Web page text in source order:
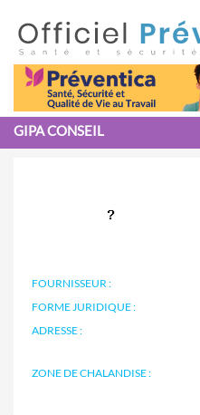
GIPA CONSEIL
FOURNISSEUR :
FORME JURIDIQUE :
ADRESSE :
ZONE DE CHALANDISE :